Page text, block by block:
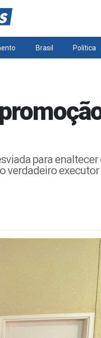
Brasil Política
para
verdadeiro